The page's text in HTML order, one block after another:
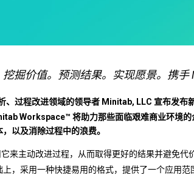
掘价值。预测结果。实现愿景。携手
、过程改进领域的领导者 Minitab, LLC 宣布发布
Workspace™ 将助力那些面临艰难商业环境的
以及消除过程中的浪费。
来主动改进过程，从而取得更好的结果并避免代
，采用一种快捷易用的格式，提供了一个应用